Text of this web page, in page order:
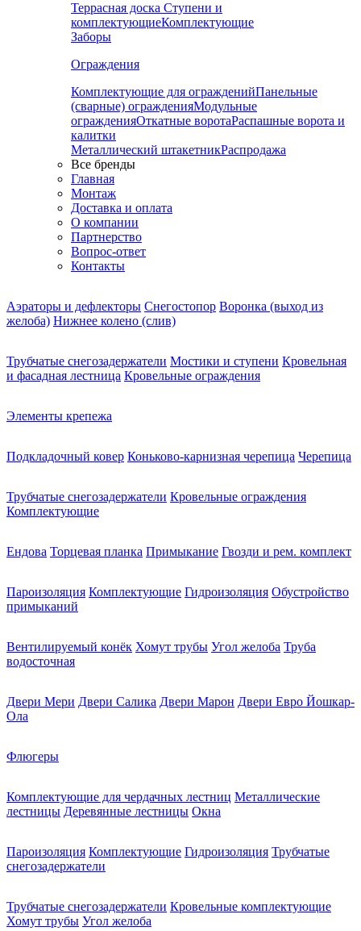
Террасная доска Ступени и
комплектующиеКомплектующие
Заборы
Ограждения
Комплектующие для огражденийПанельные
(сварные) огражденияМодульные
огражденияОткатные воротаРаспашные ворота и
калитки
Металлический штакетникРаспродажа
Все бренды
Главная
Монтаж
Доставка и оплата
О компании
Партнерство
Вопрос-ответ
Контакты
Аэраторы и дефлекторы Снегостопор Воронка (выход из
желоба) Нижнее колено (слив)
Трубчатые снегозадержатели Мостики и ступени Кровельная
и фасадная лестница Кровельные ограждения
Элементы крепежа
Подкладочный ковер Коньково-карнизная черепица Черепица
Трубчатые снегозадержатели Кровельные ограждения
Комплектующие
Ендова Торцевая планка Примыкание Гвозди и рем. комплект
Пароизоляция Комплектующие Гидроизоляция Обустройство
примыканий
Вентилируемый конёк Хомут трубы Угол желоба Труба
водосточная
Двери Мери Двери Салика Двери Марон Двери Евро Йошкар-
Ола
Флюгеры
Комплектующие для чердачных лестниц Металлические
лестницы Деревянные лестницы Окна
Пароизоляция Комплектующие Гидроизоляция Трубчатые
снегозадержатели
Трубчатые снегозадержатели Кровельные комплектующие
Хомут трубы Угол желоба